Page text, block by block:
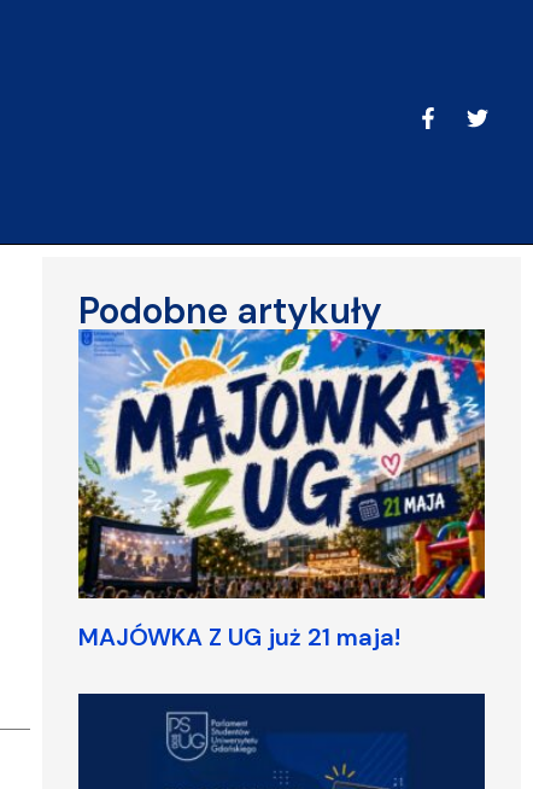
Podobne artykuły
MAJÓWKA Z UG już 21 maja!